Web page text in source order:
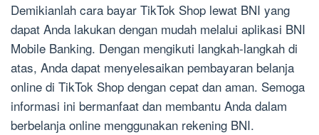
Demikianlah cara bayar TikTok Shop lewat BNI yang
dapat Anda lakukan dengan mudah melalui aplikasi BNI
Mobile Banking. Dengan mengikuti langkah-langkah di
atas, Anda dapat menyelesaikan pembayaran belanja
online di TikTok Shop dengan cepat dan aman. Semoga
informasi ini bermanfaat dan membantu Anda dalam
berbelanja online menggunakan rekening BNI.